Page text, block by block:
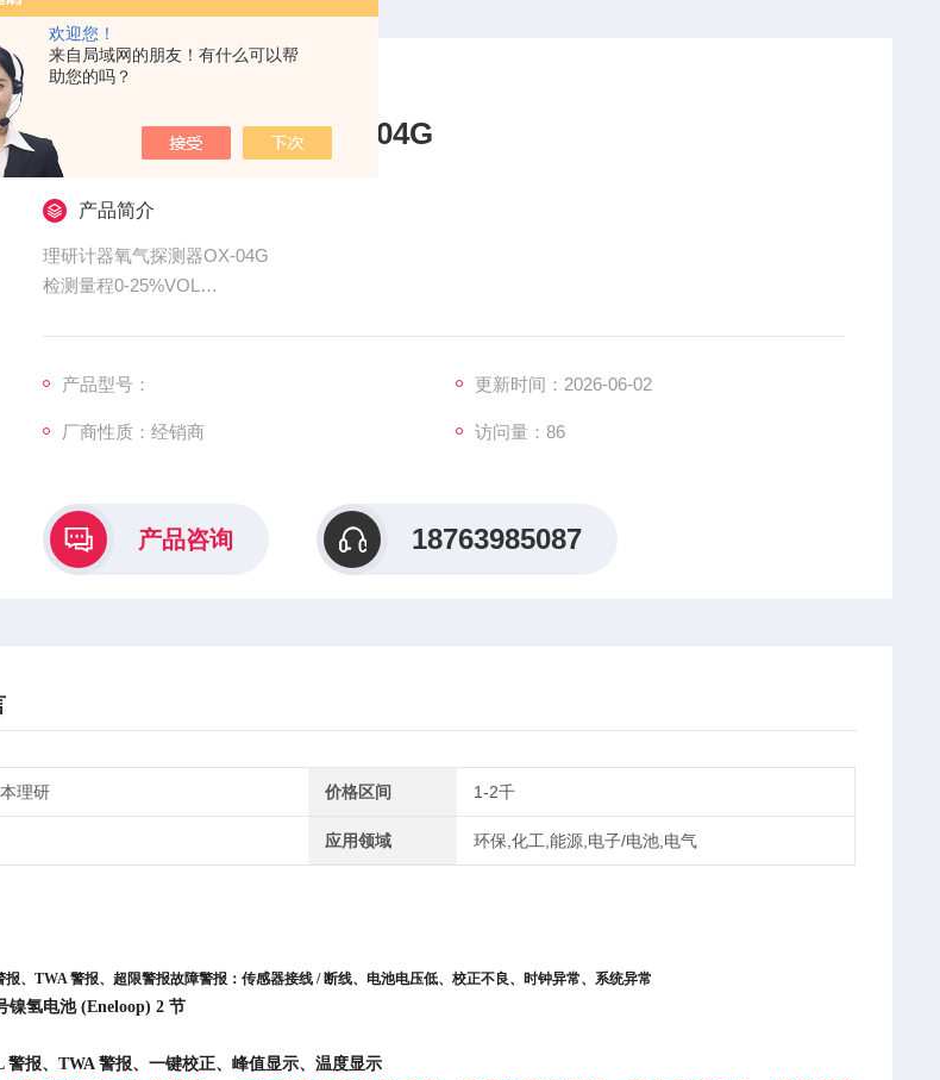
欢迎您！
来自局域网的朋友！有什么可以帮
助您的吗？
理研计器氧气探测器OX-04G
产品简介
理研计器氧气探测器OX-04G
检测量程0-25%VOL
支持广泛的温度范围
减轻氢干扰!: CO-04(C-)
产品型号： 更新时间：2026-06-02
厂商性质：经销商 访问量：86
产品咨询 18763985087
理研 价格区间 1-2千
应用领域 环保,化工,能源,电子/电池,电气
、TWA 警报、超限警报故障警报：传感器接线 / 断线、电池电压低、校正不良、时钟异常、系统异常
镍氢电池 (Eneloop) 2 节
警报、TWA 警报、一键校正、峰值显示、温度显示